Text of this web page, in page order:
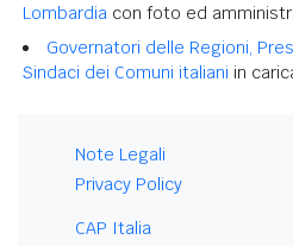
Lombardia con foto ed
Governatori delle Regioni,
Sindaci dei Comuni italiani in
Note Legali
Privacy Policy
CAP Italia